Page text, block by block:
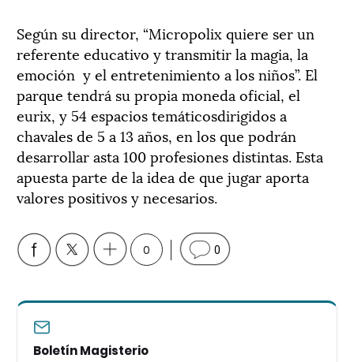
Según su director, “Micropolix quiere ser un
referente educativo y transmitir la magia, la
emoción y el entretenimiento a los niños”. El
parque tendrá su propia moneda oficial, el
eurix, y 54 espacios temáticosdirigidos a
chavales de 5 a 13 años, en los que podrán
desarrollar asta 100 profesiones distintas. Esta
apuesta parte de la idea de que jugar aporta
valores positivos y necesarios.
0 0
Boletín Magisterio